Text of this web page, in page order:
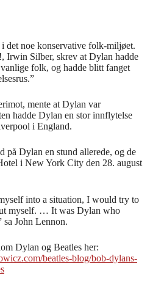
det noe konservative folk-miljøet.
Irwin Silber, skrev at Dylan hadde
folk, og hadde blitt fanget
mente at Dylan var
hadde Dylan en stor innflytelse
i England.
på Dylan en stund allerede, og de
i New York City den 28. august
into a situation, I would try to
myself. … It was Dylan who
sa John Lennon.
Dylan og Beatles her:
beatles-blog/bob-dylans-